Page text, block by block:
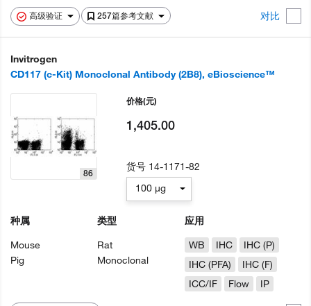
高级验证 257篇参考文献 对比
Invitrogen
CD117 (c-Kit) Monoclonal Antibody (2B8), eBioscience™
86
种属
Mouse
Pig
类型
Rat
Monoclonal
应用
WB
IHC
IHC (P)
IHC (PFA)
IHC (F)
ICC/IF
Flow IP
价格(元)
1,405.00
货号 14-1171-82
100 µg